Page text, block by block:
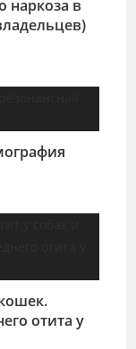
наркоза в
отита у